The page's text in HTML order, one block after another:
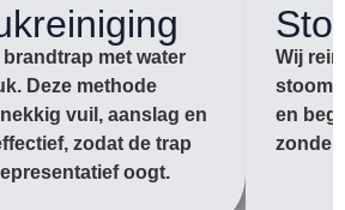
met water
Deze methode
vuil, aanslag en
zodat de trap
oogt.
Wij
stoom
en
zonder